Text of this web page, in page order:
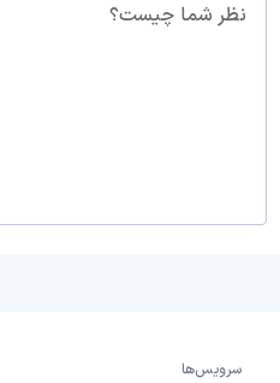
نظر شما چیست؟
سرویس‌ها